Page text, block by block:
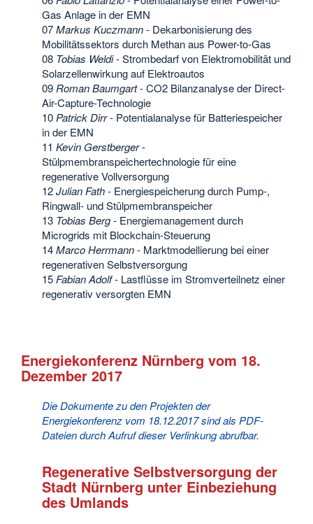
Gas Anlage in der EMN
07Markus Kuczmann- Dekarbonisierung des
Mobilitätssektors durch Methan aus Power-to-Gas
08 Tobias Weldi- Strombedarf von Elektromobilität und
Solarzellenwirkung auf Elektroautos
09 Roman Baumgart- CO2 Bilanzanalyse der Direct-
Air-Capture-Technologie
10 Patrick Dirr- Potentialanalyse für Batteriespeicher
in der EMN
11 Kevin Gerstberger-
Stülpmembranspeichertechnologie für eine
regenerative Vollversorgung
12Julian Fath- Energiespeicherung durch Pump-,
Ringwall- und Stülpmembranspeicher
13 Tobias Berg- Energiemanagement durch
Microgrids mit Blockchain-Steuerung
14Marco Herrmann- Marktmodellierung bei einer
regenerativen Selbstversorgung
15 Fabian Adolf- Lastflüsse im Stromverteilnetz einer
regenerativ versorgten EMN
Energiekonferenz Nürnberg vom 18.
Dezember 2017
Die Dokumente zu den Projekten der
Energiekonferenz vom 18.12.2017 sind als PDF-
Dateien durch Aufruf dieser Verlinkung abrufbar.
Regenerative Selbstversorgung der
Stadt Nürnberg unter Einbeziehung
des Umlands